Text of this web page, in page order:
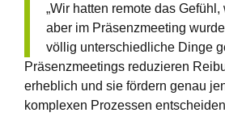
„Wir hatten remote das
aber im Präsenzmeeting
völlig unterschiedliche Dinge
Präsenzmeetings reduzieren
erheblich und sie fördern genau
komplexen Prozessen